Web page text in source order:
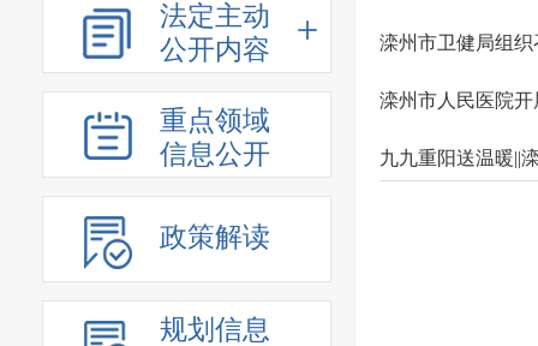
法定主动
公开内容
重点领域
信息公开
政策解读
规划信息
滦州市卫健局组
滦州市人民医院
九九重阳送温暖||